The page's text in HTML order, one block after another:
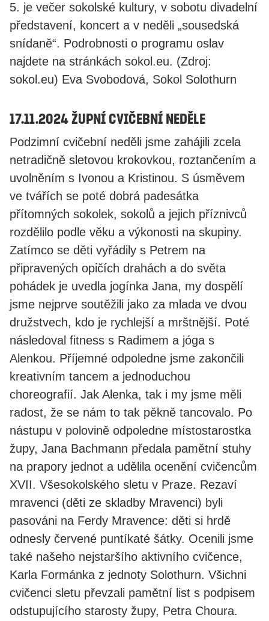
5. je večer sokolské kultury, v sobotu divadelní
představení, koncert a v neděli „sousedská
snídaně“. Podrobnosti o programu oslav
najdete na stránkách sokol.eu. (Zdroj:
sokol.eu) Eva Svobodová, Sokol Solothurn
17.11.2024 Župní cvičební neděle
Podzimní cvičební neděli jsme zahájili zcela
netradičně sletovou krokovkou, roztančením a
uvolněním s Ivonou a Kristinou. S úsměvem
ve tvářích se poté dobrá padesátka
přítomných sokolek, sokolů a jejich příznivců
rozdělilo podle věku a výkonosti na skupiny.
Zatímco se děti vyřádily s Petrem na
připravených opičích drahách a do světa
pohádek je uvedla jogínka Jana, my dospělí
jsme nejprve soutěžili jako za mlada ve dvou
družstvech, kdo je rychlejší a mrštnější. Poté
následoval fitness s Radimem a jóga s
Alenkou. Příjemné odpoledne jsme zakončili
kreativním tancem a jednoduchou
choreografií. Jak Alenka, tak i my jsme měli
radost, že se nám to tak pěkně tancovalo. Po
nástupu v polovině odpoledne místostarostka
župy, Jana Bachmann předala pamětní stuhy
na prapory jednot a udělila ocenění cvičencům
XVII. Všesokolského sletu v Praze. Rezaví
mravenci (děti ze skladby Mravenci) byli
pasováni na Ferdy Mravence: děti si hrdě
odnesly červené puntíkaté šátky. Ocenili jsme
také našeho nejstaršího aktivního cvičence,
Karla Formánka z jednoty Solothurn. Všichni
cvičenci sletu převzali pamětní list s podpisem
odstupujícího starosty župy, Petra Choura.